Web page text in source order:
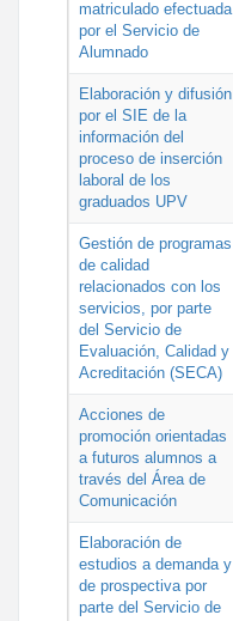
matriculado efectuada
por el Servicio de
Alumnado
Elaboración y difusión
por el SIE de la
información del
proceso de inserción
laboral de los
graduados UPV
Gestión de programas
de calidad
relacionados con los
servicios, por parte
del Servicio de
Evaluación, Calidad y
Acreditación (SECA)
Acciones de
promoción orientadas
a futuros alumnos a
través del Área de
Comunicación
Elaboración de
estudios a demanda y
de prospectiva por
parte del Servicio de